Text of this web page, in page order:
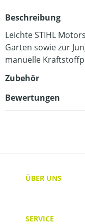
Beschreibung
Leichte STIHL
Garten sowie zur
manuelle
Zubehör
Bewertungen
ÜBER UNS
SERVICE